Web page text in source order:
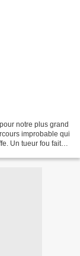
notre plus grand
improbable qui
Un tueur fou fait